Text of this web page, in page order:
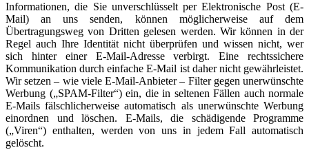
Informationen, die Sie unverschlüsselt per Elektronische Post (E-
Mail) an uns senden, können möglicherweise auf dem
Übertragungsweg von Dritten gelesen werden. Wir können in der
Regel auch Ihre Identität nicht überprüfen und wissen nicht, wer
sich hinter einer E-Mail-Adresse verbirgt. Eine rechtssichere
Kommunikation durch einfache E-Mail ist daher nicht gewährleistet.
Wir setzen – wie viele E-Mail-Anbieter – Filter gegen unerwünschte
Werbung („SPAM-Filter“) ein, die in seltenen Fällen auch normale
E-Mails fälschlicherweise automatisch als unerwünschte Werbung
einordnen und löschen. E-Mails, die schädigende Programme
(„Viren“) enthalten, werden von uns in jedem Fall automatisch
gelöscht.